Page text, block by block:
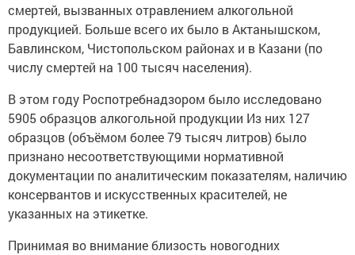
смертей, вызванных отравлением алкогольной
продукцией. Больше всего их было в Актанышском,
Бавлинском, Чистопольском районах и в Казани (по
числу смертей на 100 тысяч населения).
В этом году Роспотребнадзором было исследовано
5905 образцов алкогольной продукции Из них 127
образцов (объёмом более 79 тысяч литров) было
признано несоответствующими нормативной
документации по аналитическим показателям, наличию
консервантов и искусственных красителей, не
указанных на этикетке.
Принимая во внимание близость новогодних